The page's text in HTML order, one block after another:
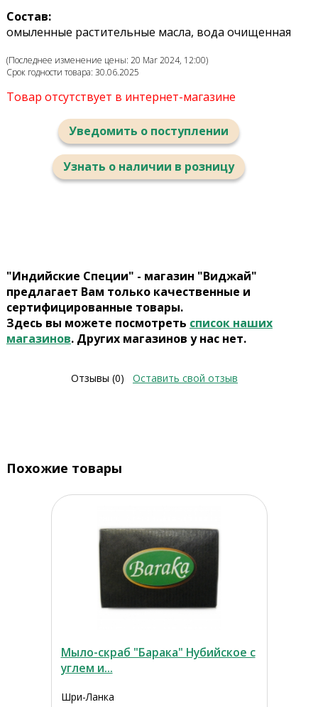
Состав:
омыленные растительные масла, вода очищенная
(Последнее изменение цены: 20 Mar 2024, 12:00)
Срок годности товара: 30.06.2025
Товар отсутствует в интернет-магазине
Уведомить о поступлении
Узнать о наличии в розницу
"Индийские Специи" - магазин "Виджай"
предлагает Вам только качественные и
сертифицированные товары.
Здесь вы можете посмотреть список наших
магазинов. Других магазинов у нас нет.
Отзывы (0) Оставить свой отзыв
Похожие товары
Мыло-скраб "Барака" Нубийское с
углем и...
Шри-Ланка